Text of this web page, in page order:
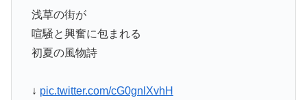
浅草の街が
喧騒と興奮に包まれる
初夏の風物詩
↓ pic.twitter.com/cG0gnlXvhH